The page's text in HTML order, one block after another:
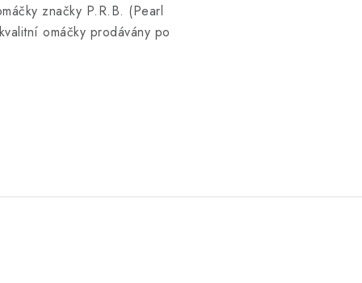
značky P.R.B. (Pearl
omáčky prodávány po